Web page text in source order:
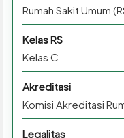
Rumah Sakit Umum
Kelas RS
Kelas C
Akreditasi
Komisi Akreditasi
Legalitas